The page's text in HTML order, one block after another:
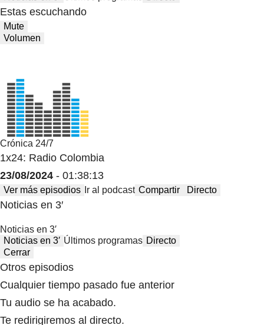
Estas escuchando
Mute
Volumen
Crónica 24/7
1x24: Radio Colombia
23/08/2024 - 01:38:13
Ver más episodios Ir al podcast Compartir Directo
Noticias en 3′
Noticias en 3′
Noticias en 3′ Últimos programas Directo
Cerrar
Otros episodios
Cualquier tiempo pasado fue anterior
Tu audio se ha acabado.
Te redirigiremos al directo.